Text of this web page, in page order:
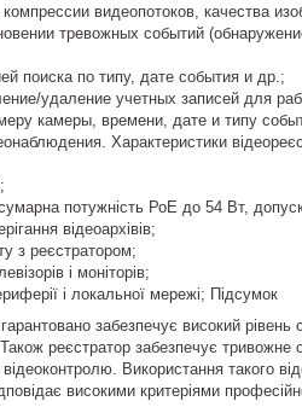
видеопотоков, качества
тревожных событий
поиска по типу, дате события и др.;
удаление учетных записей для
камеры, времени, дате и типу
Характеристики
потужність РоЕ до 54 Вт,
відеоархівів;
з реєстратором;
і моніторів;
і локальної мережі; Підсумок
забезпечує високий рівень
реєстратор забезпечує
Використання такого
високими критеріями